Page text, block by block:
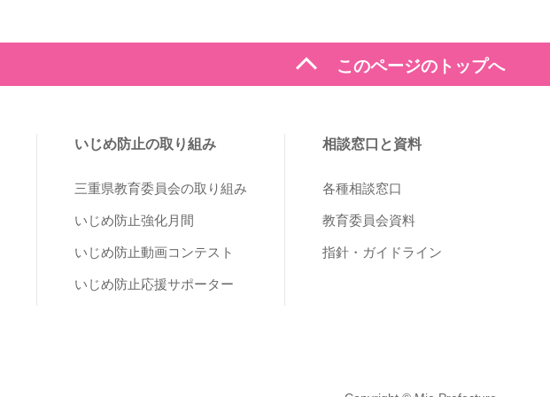
expand_less このページのトップへ
いじめ防止の取り組み
三重県教育委員会の取り組み
いじめ防止強化月間
いじめ防止動画コンテスト
いじめ防止応援サポーター
相談窓口と資料
各種相談窓口
教育委員会資料
指針・ガイドライン